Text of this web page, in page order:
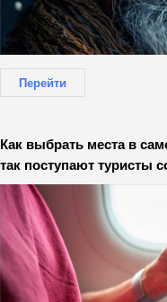
Перейти
Как выбрать места в
так поступают туристы